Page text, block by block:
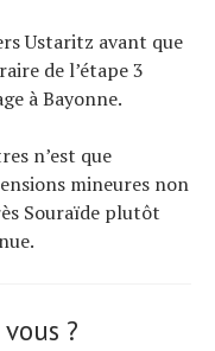
Ustaritz avant que
de l’étape 3
à Bayonne.
n’est que
mineures non
Souraïde plutôt
?